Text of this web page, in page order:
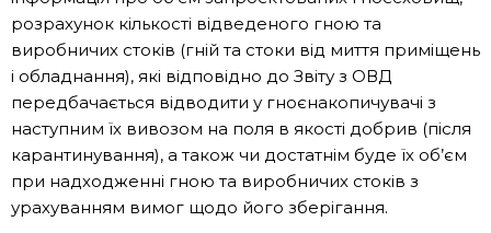
розрахунок кількості відведеного гною та
виробничих стоків (гній та стоки від миття приміщень
і обладнання), які відповідно до Звіту з ОВД
передбачається відводити у гноєнакопичувачі з
наступним їх вивозом на поля в якості добрив (після
карантинування), а також чи достатнім буде їх об’єм
при надходженні гною та виробничих стоків з
урахуванням вимог щодо його зберігання.